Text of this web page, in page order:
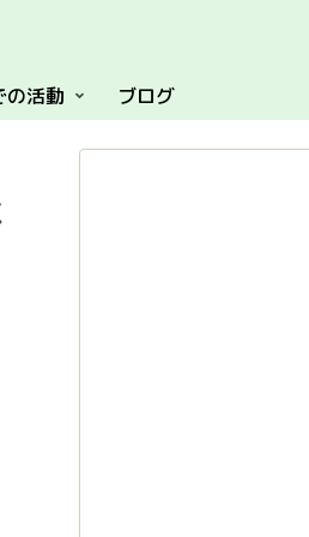
の活動 ブログ